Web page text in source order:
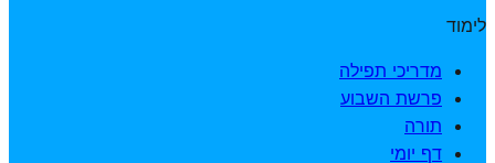
לימוד
מדריכי תפילה
פרשת השבוע
תורה
דף יומי